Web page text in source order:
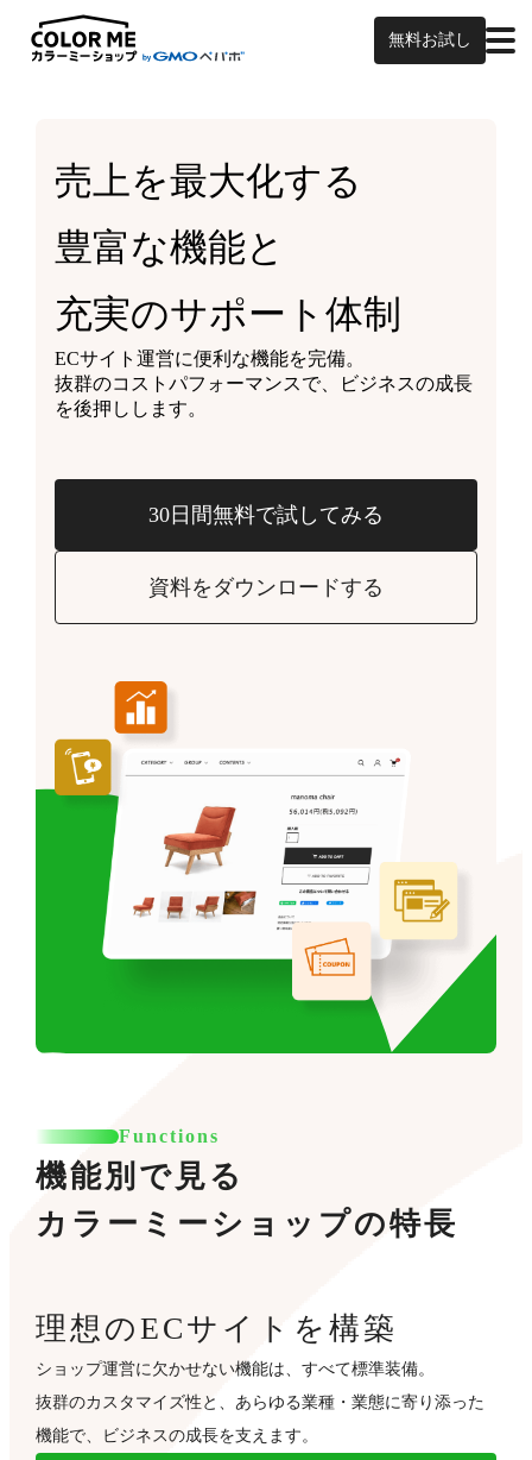
無料お試し
売上を最大化する
豊富な機能と
充実のサポート体制
ECサイト運営に便利な機能を完備。
抜群のコストパフォーマンスで、ビジネスの成長
を後押しします。
30日間無料で試してみる
資料をダウンロードする
Functions
機能別で見る
カラーミーショップの特長
理想のECサイトを構築
ショップ運営に欠かせない機能は、すべて標準装備。
抜群のカスタマイズ性と、あらゆる業種・業態に寄り添った
機能で、ビジネスの成長を支えます。